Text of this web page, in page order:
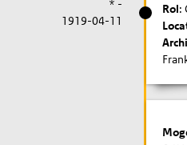
* -
1919-04-11
Rol: